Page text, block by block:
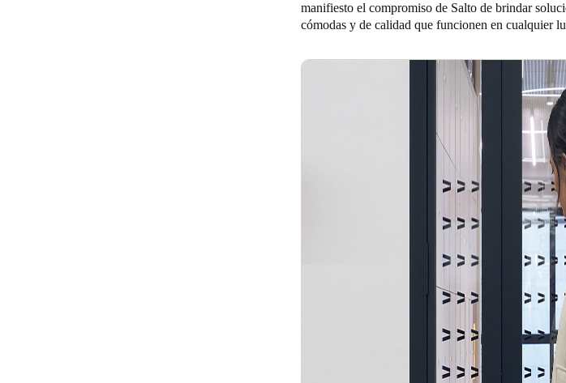
manifiesto el compromiso de Salto de brindar
cómodas y de calidad que funcionen en cualquier